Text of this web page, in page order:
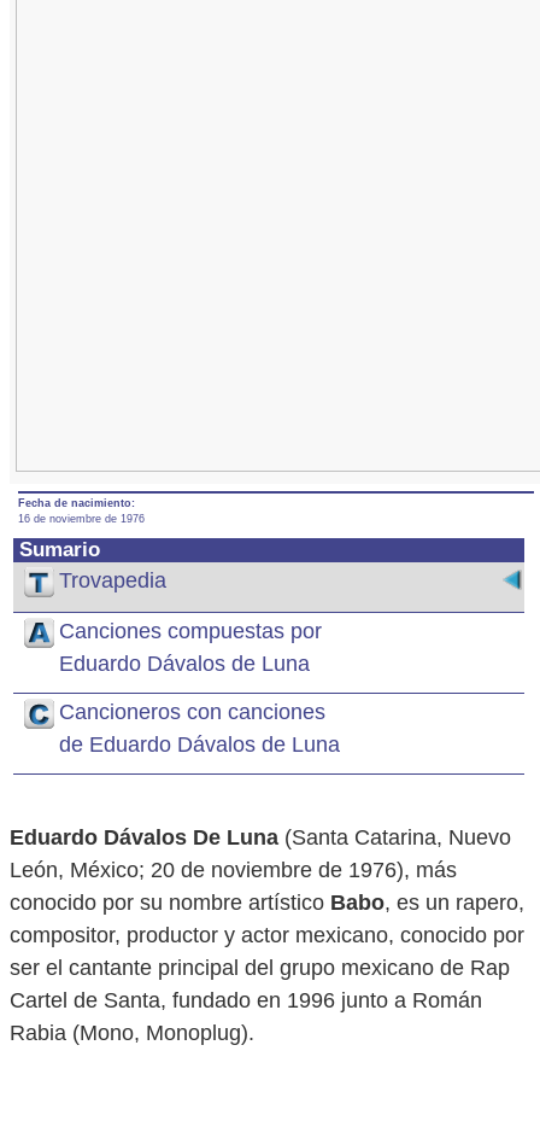
Fecha de nacimiento:
16 de noviembre de 1976
Sumario
Trovapedia
Canciones compuestas por
Eduardo Dávalos de Luna
Cancioneros con canciones
de Eduardo Dávalos de Luna
Eduardo Dávalos De Luna (Santa Catarina, Nuevo
León, México; 20 de noviembre de 1976), más
conocido por su nombre artístico Babo, es un rapero,
compositor, productor y actor mexicano, conocido por
ser el cantante principal del grupo mexicano de Rap
Cartel de Santa, fundado en 1996 junto a Román
Rabia (Mono, Monoplug).